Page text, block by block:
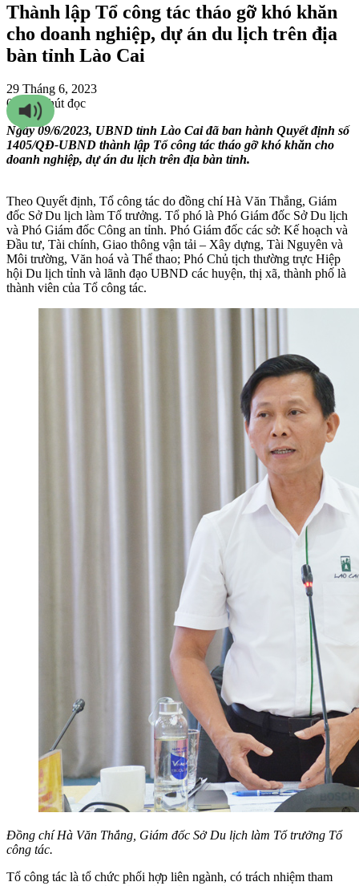
Thành lập Tổ công tác tháo gỡ khó khăn
cho doanh nghiệp, dự án du lịch trên địa
bàn tỉnh Lào Cai
29 Tháng 6, 2023
0 952 phút đọc
Ngày 09/6/2023, UBND tỉnh Lào Cai đã ban hành Quyết định số
1405/QĐ-UBND thành lập Tổ công tác tháo gỡ khó khăn cho
doanh nghiệp, dự án du lịch trên địa bàn tỉnh.
Theo Quyết định, Tổ công tác do đồng chí Hà Văn Thắng, Giám
đốc Sở Du lịch làm Tổ trưởng. Tổ phó là Phó Giám đốc Sở Du lịch
và Phó Giám đốc Công an tỉnh. Phó Giám đốc các sở: Kế hoạch và
Đầu tư, Tài chính, Giao thông vận tải – Xây dựng, Tài Nguyên và
Môi trường, Văn hoá và Thể thao; Phó Chủ tịch thường trực Hiệp
hội Du lịch tỉnh và lãnh đạo UBND các huyện, thị xã, thành phố là
thành viên của Tổ công tác.
Đồng chí Hà Văn Thắng, Giám đốc Sở Du lịch làm Tổ trưởng Tổ
công tác.
Tổ công tác là tổ chức phối hợp liên ngành, có trách nhiệm tham